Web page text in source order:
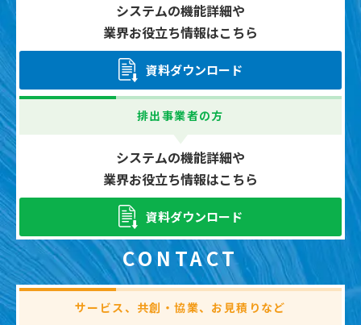
システムの機能詳細や
業界お役立ち情報はこちら
資料ダウンロード
排出事業者の方
システムの機能詳細や
業界お役立ち情報はこちら
資料ダウンロード
CONTACT
サービス、共創・協業、お見積りなど